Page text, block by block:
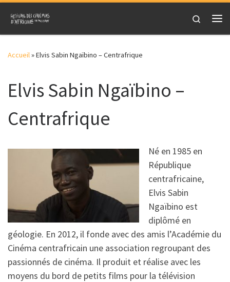
Skip to content
Search
Accueil»Elvis Sabin Ngaïbino – Centrafrique
Elvis Sabin Ngaïbino –
Centrafrique
Né en 1985 en
République
centrafricaine,
Elvis Sabin
Ngaïbino est
diplômé en
géologie. En 2012, il fonde avec des amis l’Académie du
Cinéma centrafricain une association regroupant des
passionnés de cinéma. Il produit et réalise avec les
moyens du bord de petits films pour la télévision